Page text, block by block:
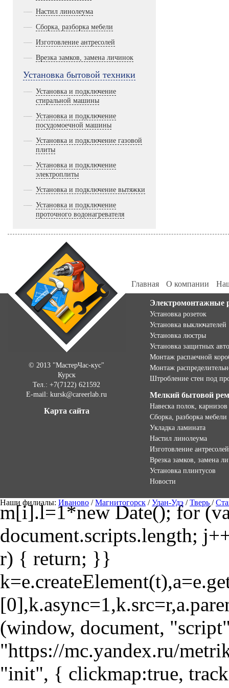
Настил линолеума
Сборка, разборка мебели
Изготовление антресолей
Врезка замков, замена личинок
Установка бытовой техники
Установка и подключение
стиральной машины
Установка и подключение
посудомоечной машины
Установка и подключение газовой
плиты
Установка и подключение
электроплиты
Установка и подключение вытяжки
Установка и подключение
проточного водонагревателя
Главная О компании
© 2013 "МастерЧас-кус"
Курск
Тел.: +7(7122) 621592
E-mail: kursk@careerlab.ru
Карта сайта
Электромонтажные
Установка розеток
Установка выключателей
Установка люстры
Установка защитных
Монтаж распаечной
Монтаж
Штробление стен под
Мелкий бытовой
Навеска полок, карнизов
Сборка, разборка мебели
Укладка ламината
Настил линолеума
Изготовление антресолей
Врезка замков, замена
Установка плинтусов
Новости
Наши филиалы: Иваново /Магнитогорск /Улан-Удэ /Тверь /
m[i].l=1*new Date(); for
document.scripts.length;
r) { return; }}
(window, document,
"https://mc.yandex.ru/
"init", { clickmap:true,